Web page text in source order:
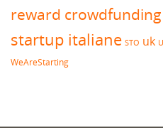
reward crowdfunding
startup italiane STO uk
WeAreStarting